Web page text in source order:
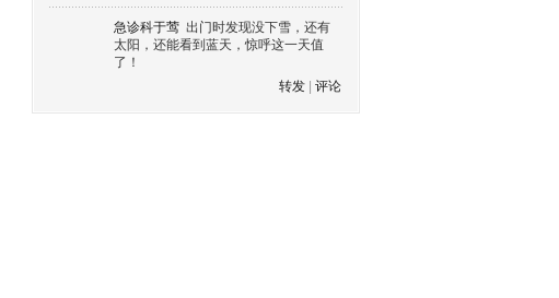
急诊科于莺 出门时发现没下雪，还有
太阳，还能看到蓝天，惊呼这一天值
了！
转发
评论